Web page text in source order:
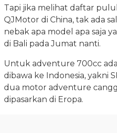
Tapi jika melihat daftar
QJMotor di China, tak ada
nebak apa model apa saja
di Bali pada Jumat nanti.
Untuk adventure 700cc
dibawa ke Indonesia, yakni
dua motor adventure
dipasarkan di Eropa.